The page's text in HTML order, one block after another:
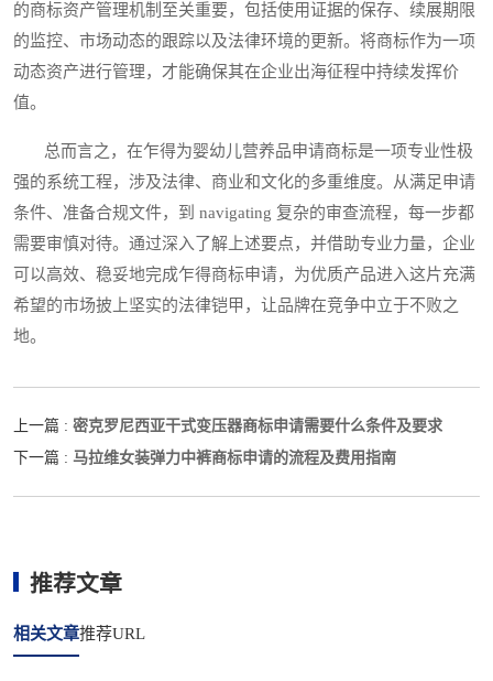
的商标资产管理机制至关重要，包括使用证据的保存、续展期限
的监控、市场动态的跟踪以及法律环境的更新。将商标作为一项
动态资产进行管理，才能确保其在企业出海征程中持续发挥价
值。
总而言之，在乍得为婴幼儿营养品申请商标是一项专业性极
强的系统工程，涉及法律、商业和文化的多重维度。从满足申请
条件、准备合规文件，到 navigating 复杂的审查流程，每一步都
需要审慎对待。通过深入了解上述要点，并借助专业力量，企业
可以高效、稳妥地完成乍得商标申请，为优质产品进入这片充满
希望的市场披上坚实的法律铠甲，让品牌在竞争中立于不败之
地。
上一篇 : 密克罗尼西亚干式变压器商标申请需要什么条件及要求
下一篇 : 马拉维女装弹力中裤商标申请的流程及费用指南
推荐文章
相关文章推荐URL